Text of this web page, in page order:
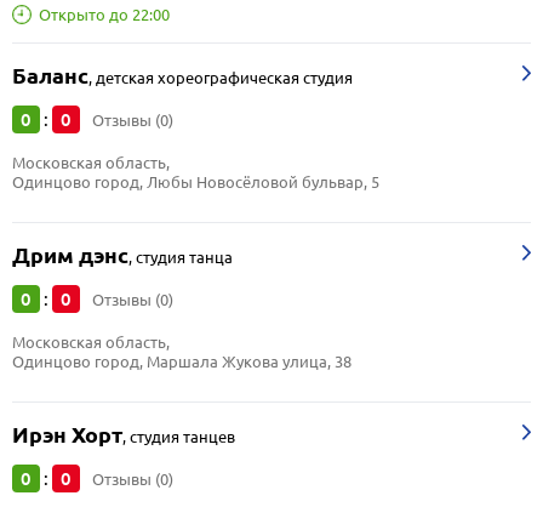
Открыто до 22:00
Баланс, детская хореографическая студия
0 : 0 Отзывы (0)
Московская область,
Одинцово город, Любы Новосёловой бульвар, 5
Дрим дэнс,студия танца
0 : 0 Отзывы (0)
Московская область,
Одинцово город, Маршала Жукова улица, 38
Ирэн Хорт,студия танцев
0 : 0 Отзывы (0)